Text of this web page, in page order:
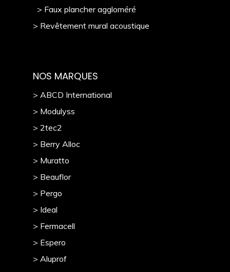
> Faux plancher aggloméré
> Revêtement mural acoustique
NOS MARQUES
> ABCD International
> Modulyss
> 2tec2
> Berry Alloc
> Muratto
> Beauflor
> Pergo
> Ideal
> Fermacell
> Espero
> Aluprof